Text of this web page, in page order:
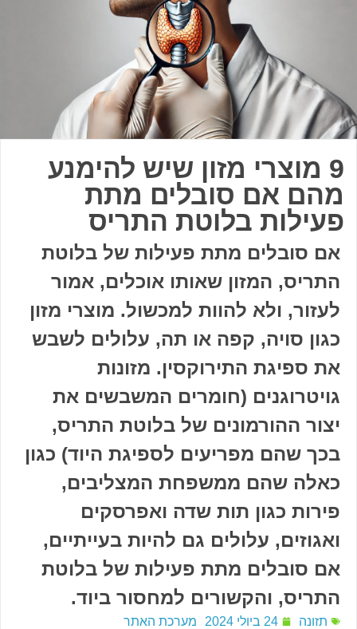
9 מוצרי מזון שיש להימנע
מהם אם סובלים מתת
פעילות בלוטת התריס
אם סובלים מתת פעילות של בלוטת
התריס, המזון שאותו אוכלים, אמור
לעזור, ולא להוות למכשול. מוצרי מזון
כגון סויה, קפה או תה, עלולים לשבש
את ספיגת התירוקסין. מזונות
גויטרוגנים (חומרים המשבשים את
יצור ההורמונים של בלוטת התריס,
בכך שהם מפריעים לספיגת היוד) כגון
כאלה שהם ממשפחת המצליבים,
פירות כגון תות שדה ואפרסקים
ואגוזים, עלולים גם להיות בעייתיים,
אם סובלים מתת פעילות של בלוטת
התריס, והקשורים למחסור ביוד.
תזונה 24 ביולי 2024 מערכת האתר